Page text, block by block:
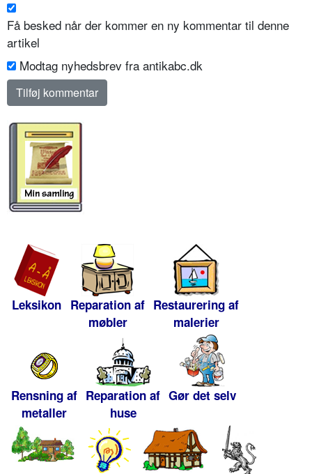
Få besked når der kommer en ny kommentar til denne
artikel
Modtag nyhedsbrev fra antikabc.dk
Leksikon Reparation af
møbler
Restaurering af
malerier
Rensning af
metaller
Reparation af
huse
Gør det selv